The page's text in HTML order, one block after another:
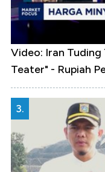
Video: Iran Tuding
Teater" - Rupiah
3.